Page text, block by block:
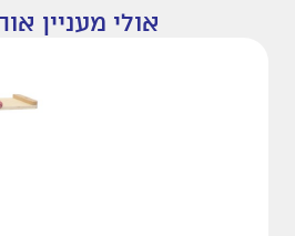
אולי מעניין